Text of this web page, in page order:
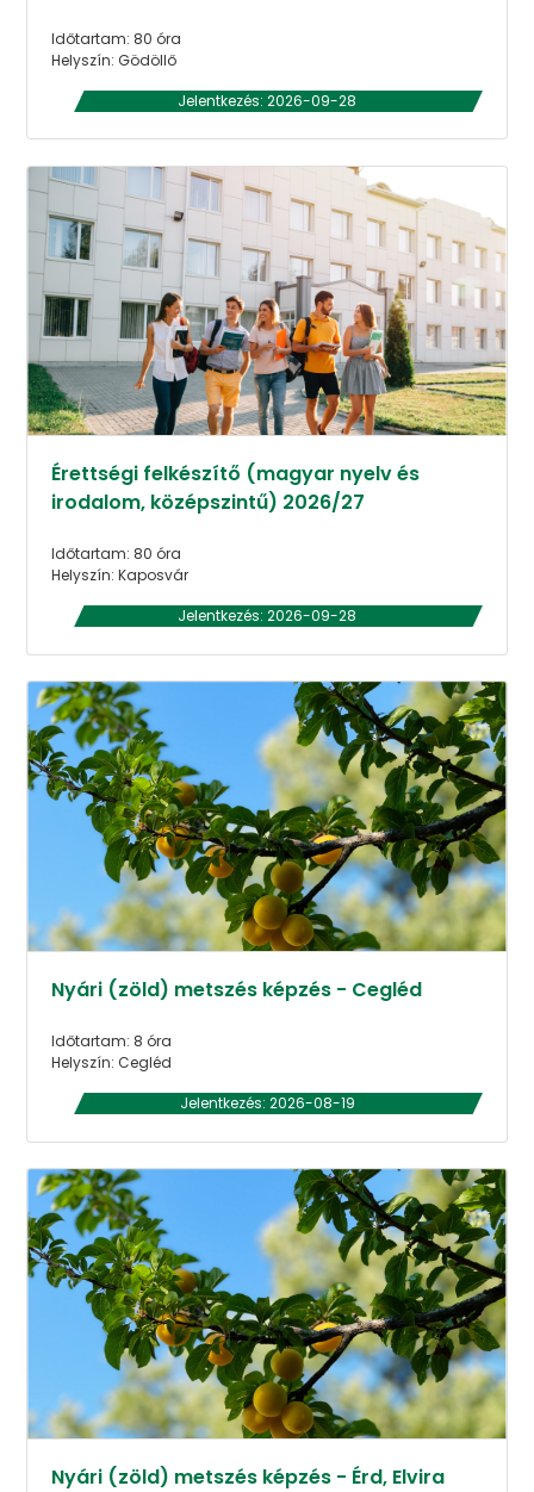
Időtartam: 80 óra
Helyszín: Gödöllő
Jelentkezés: 2026-09-28
Érettségi felkészítő (magyar nyelv és
irodalom, középszintű) 2026/27
Időtartam: 80 óra
Helyszín: Kaposvár
Jelentkezés: 2026-09-28
Nyári (zöld) metszés képzés - Cegléd
Időtartam: 8 óra
Helyszín: Cegléd
Jelentkezés: 2026-08-19
Nyári (zöld) metszés képzés - Érd, Elvira